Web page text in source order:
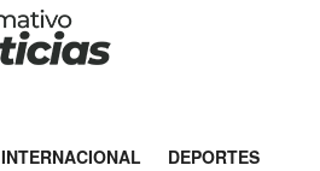
INTERNACIONAL DEPORTES